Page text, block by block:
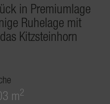
in Premiumlage
Ruhelage mit
Kitzsteinhorn
m2